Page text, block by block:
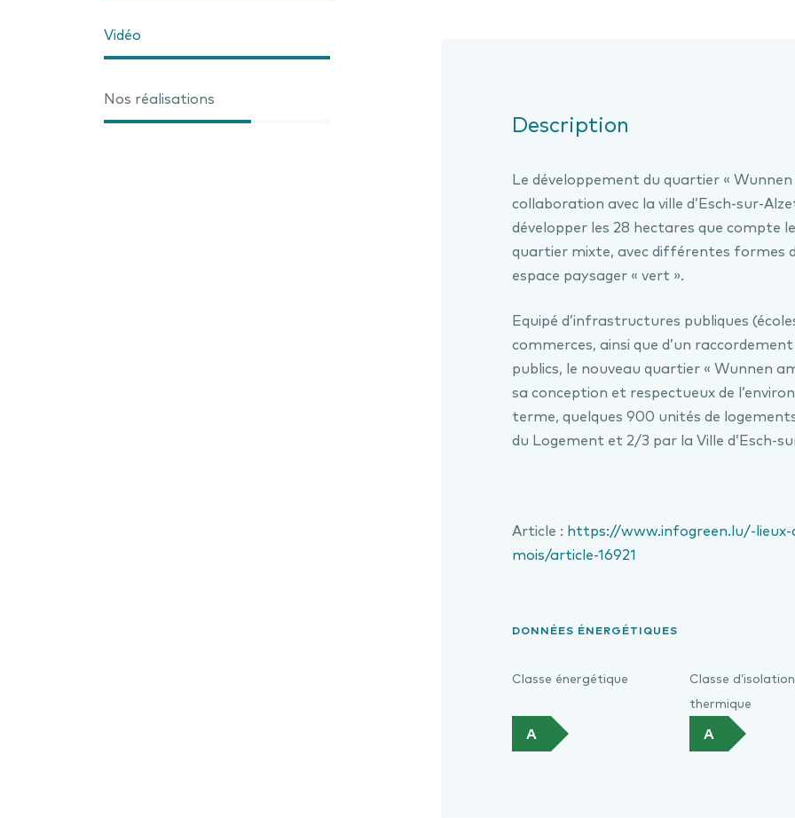
Vidéo
Nos réalisations
Description
Le développement du quartier «
collaboration avec la ville d’Esch-sur-
développer les 28 hectares que compte
quartier mixte, avec différentes formes
espace paysager « vert ».
Equipé d’infrastructures publiques
commerces, ainsi que d’un
publics, le nouveau quartier « Wunnen
sa conception et respectueux de
terme, quelques 900 unités de
du Logement et 2/3 par la Ville d’Esch-
Article : https://www.infogreen.lu/-lieux-
mois/article-16921
DONNÉES ÉNERGÉTIQUES
Classe énergétique
A
Classe d’isolation
thermique
A